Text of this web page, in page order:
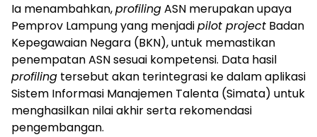
Ia menambahkan,profilingASN merupakan upaya
Pemprov Lampung yang menjadipilot project Badan
Kepegawaian Negara (BKN), untuk memastikan
penempatan ASN sesuai kompetensi. Data hasil
profiling tersebut akan terintegrasi ke dalam aplikasi
Sistem Informasi Manajemen Talenta (Simata) untuk
menghasilkan nilai akhir serta rekomendasi
pengembangan.